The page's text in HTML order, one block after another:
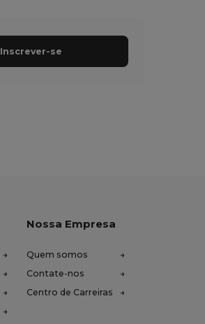
Inscrever-se
Nossa Empresa
Quem somos
Contate-nos
Centro de Carreiras